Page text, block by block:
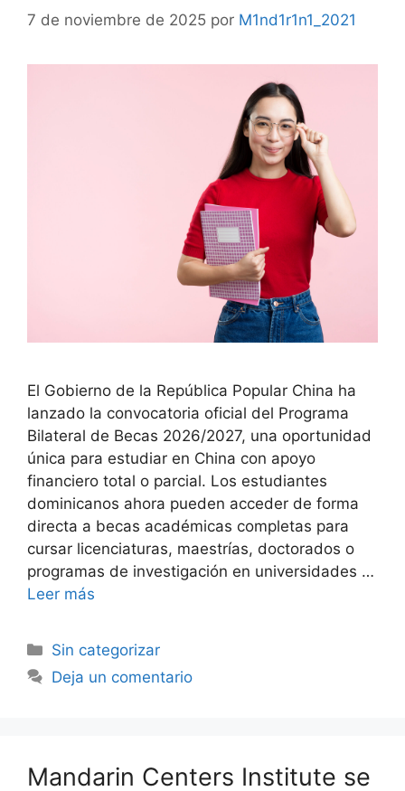
7 de noviembre de 2025 por M1nd1r1n1_2021
El Gobierno de la República Popular China ha
lanzado la convocatoria oficial del Programa
Bilateral de Becas 2026/2027, una oportunidad
única para estudiar en China con apoyo
financiero total o parcial. Los estudiantes
dominicanos ahora pueden acceder de forma
directa a becas académicas completas para
cursar licenciaturas, maestrías, doctorados o
programas de investigación en universidades …
Leer más
Sin categorizar
Deja un comentario
Mandarin Centers Institute se